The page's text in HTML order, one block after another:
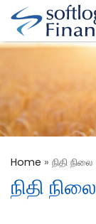
Home » நிதி நிலை
நிதி நிலை